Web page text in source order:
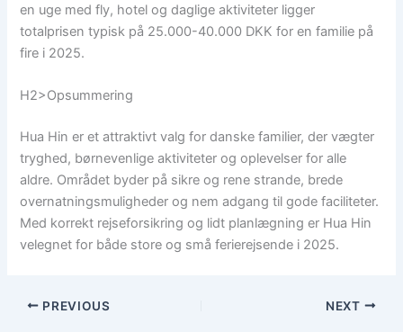
en uge med fly, hotel og daglige aktiviteter ligger
totalprisen typisk på 25.000-40.000 DKK for en familie på
fire i 2025.
H2>Opsummering
Hua Hin er et attraktivt valg for danske familier, der vægter
tryghed, børnevenlige aktiviteter og oplevelser for alle
aldre. Området byder på sikre og rene strande, brede
overnatningsmuligheder og nem adgang til gode faciliteter.
Med korrekt rejseforsikring og lidt planlægning er Hua Hin
velegnet for både store og små ferierejsende i 2025.
PREVIOUS NEXT